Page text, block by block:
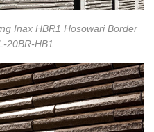
Inax HBR1 Hosowari Border
20BR-HB1